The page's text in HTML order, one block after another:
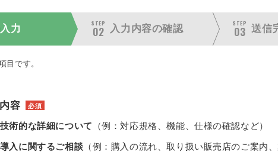
力
STEP
02 入力内容の確認
STEP
03 送信
目です。
容 必須
術的な詳細について （例：対応規格、機能、仕様の確認など）
入に関するご相談 （例：購入の流れ、取り扱い販売店のご案内